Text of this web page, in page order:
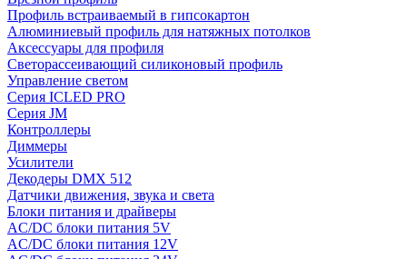
Профиль встраиваемый в гипсокартон
Алюминиевый профиль для натяжных потолков
Аксессуары для профиля
Светорассеивающий силиконовый профиль
Управление светом
Серия ICLED PRO
Серия JM
Контроллеры
Диммеры
Усилители
Декодеры DMX 512
Датчики движения, звука и света
Блоки питания и драйверы
AC/DC блоки питания 5V
AC/DC блоки питания 12V